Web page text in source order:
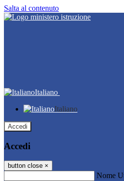
Salta al contenuto
Italiano
Italiano
Accedi
Accedi
button close ×
Nome